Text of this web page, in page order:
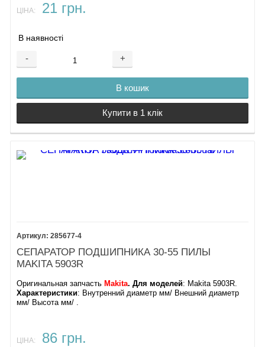
ЦІНА: 21 грн.
В наявності
- +
В кошик
Купити в 1 клік
285677-4
СЕПАРАТОР ПОДШИПНИКА 30-55 ПИЛЫ
MAKITA 5903R
Оригинальная запчасть Makita. Для моделей: Makita 5903R.
Характеристики: Внутренний диаметр мм/ Внешний диаметр
мм/ Высота мм/ .
ЦІНА: 86 грн.